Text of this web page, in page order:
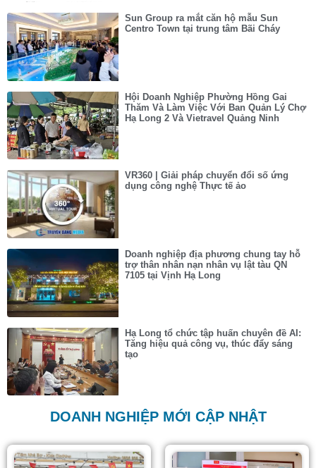
Sun Group ra mắt căn hộ mẫu Sun
Centro Town tại trung tâm Bãi Cháy
Hội Doanh Nghiệp Phường Hồng Gai
Thăm Và Làm Việc Với Ban Quản Lý Chợ
Hạ Long 2 Và Vietravel Quảng Ninh
VR360 | Giải pháp chuyển đổi số ứng
dụng công nghệ Thực tế ảo
Doanh nghiệp địa phương chung tay hỗ
trợ thân nhân nạn nhân vụ lật tàu QN
7105 tại Vịnh Hạ Long
Hạ Long tổ chức tập huấn chuyên đề AI:
Tăng hiệu quả công vụ, thúc đẩy sáng
tạo
DOANH NGHIỆP MỚI CẬP NHẬT